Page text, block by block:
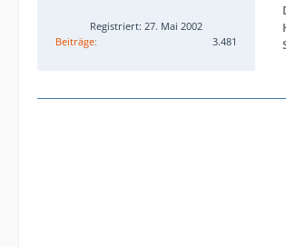
Registriert: 27. Mai 2002
Beiträge
3.481